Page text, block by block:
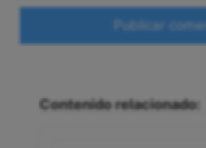
Contenido relacionado: